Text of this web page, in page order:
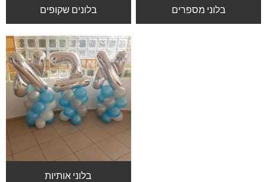
בלונים שקופים בלוני מספרים
בלוני אותיות